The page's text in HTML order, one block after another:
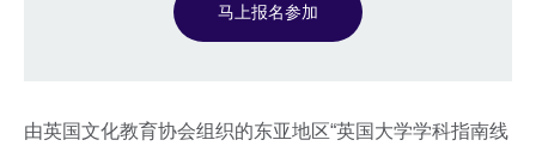
马上报名参加
由英国文化教育协会组织的东亚地区“英国大学学科指南线